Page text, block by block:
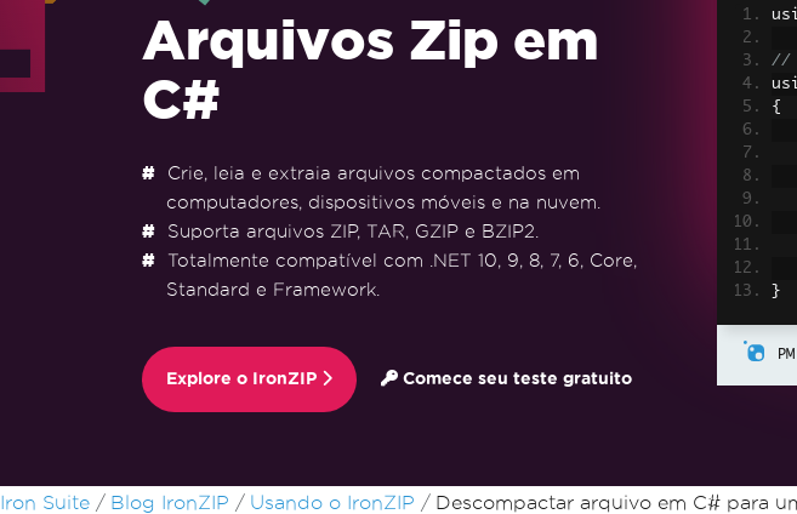
Arquivos Zip em
C#
Crie, leia e extraia arquivos compactados em
computadores, dispositivos móveis e na nuvem.
Suporta arquivos ZIP, TAR, GZIP e BZIP2.
Totalmente compatível com .NET 10, 9, 8, 7, 6, Core,
Standard e Framework.
Explore o IronZIP Comece seu teste gratuito
//
{
}
Ir para o conteúdo do rodapé
Iron Suite Blog IronZIP Usando o IronZIP Descompactar arquivo em C# para